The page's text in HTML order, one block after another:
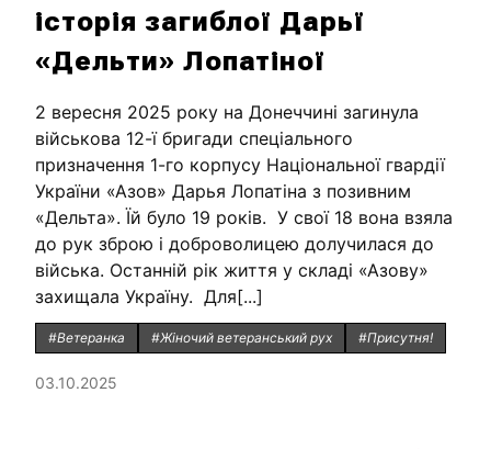
історія загиблої Дарьї
«Дельти» Лопатіної
2 вересня 2025 року на Донеччині загинула
військова 12-ї бригади спеціального
призначення 1-го корпусу Національної гвардії
України «Азов» Дарья Лопатіна з позивним
«Дельта». Їй було 19 років. У свої 18 вона взяла
до рук зброю і доброволицею долучилася до
війська. Останній рік життя у складі «Азову»
захищала Україну. Для[...]
#Ветеранка #Жіночий ветеранський рух #Присутня!
03.10.2025